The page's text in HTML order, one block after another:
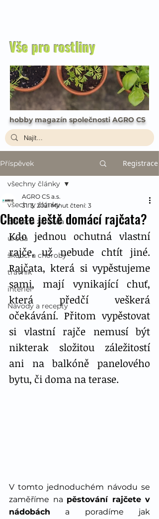
Vše pro rostliny
hobby magazín společnosti AGRO CS
Příspěvek Registrace
všechny články
okrasná zahrada
úroda
škůdci a choroby
trávník
interiér
Návody a recepty
všechny články
Chcete ještě domácí rajčata?
AGRO CS a.s.
31. 3. 2021 Minut čtení: 3
Kdo jednou ochutná vlastní
rajče, už nebude chtít jiné.
Rajčata, která si vypěstujeme
sami, mají vynikající chuť,
která předčí veškerá
očekávání. Přitom vypěstovat
si vlastní rajče nemusí být
nikterak složitou záležitostí
ani na balkóně panelového
bytu, či doma na terase.
V tomto jednoduchém návodu se
zaměříme na pěstování rajčete v
nádobách a poradíme jak